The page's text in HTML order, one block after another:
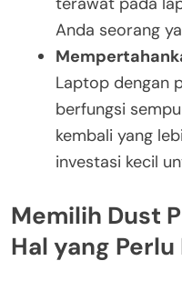
Anda seorang
Laptop dengan
berfungsi
kembali yang
investasi kecil
Memilih Dust
Hal yang